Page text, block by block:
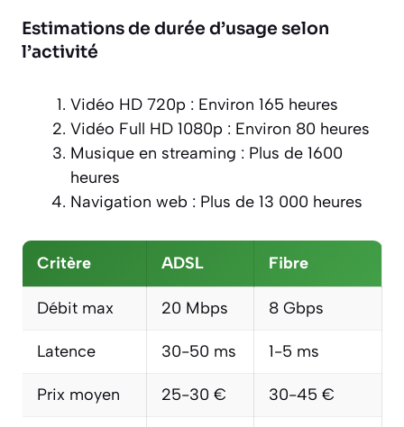
Estimations de durée d’usage selon
l’activité
Vidéo HD 720p : Environ 165 heures
Vidéo Full HD 1080p : Environ 80 heures
Musique en streaming : Plus de 1600
heures
Navigation web : Plus de 13 000 heures
Critère ADSL Fibre
Débit max 20 Mbps 8 Gbps
Latence 30-50 ms 1-5 ms
Prix moyen 25-30 € 30-45 €